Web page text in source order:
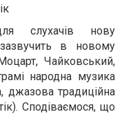
слухачів нову
в новому
Чайковський,
народна музика
джазова традиційна
Сподіваємося, що